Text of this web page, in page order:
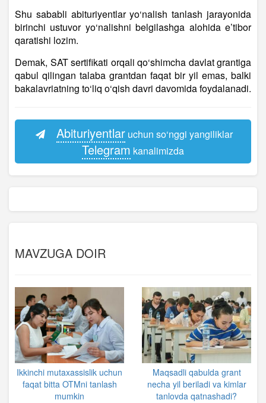
Shu sababli abituriyentlar yo‘nalish tanlash jarayonida
birinchi ustuvor yo‘nalishni belgilashga alohida e’tibor
qaratishi lozim.
Demak, SAT sertifikati orqali qo‘shimcha davlat grantiga
qabul qilingan talaba grantdan faqat bir yil emas, balki
bakalavriatning to‘liq o‘qish davri davomida foydalanadi.
Abituriyentlaruchun so‘nggi yangiliklar
Telegram kanalimizda
MAVZUGA DOIR
Ikkinchi mutaxassislik uchun
faqat bitta OTMni tanlash
mumkin
Maqsadli qabulda grant
necha yil beriladi va kimlar
tanlovda qatnashadi?